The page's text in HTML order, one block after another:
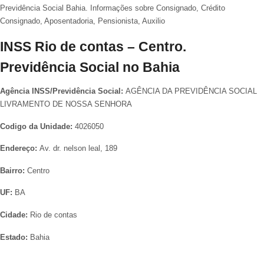
Previdência Social Bahia. Informações sobre Consignado, Crédito
Consignado, Aposentadoria, Pensionista, Auxilio
INSS Rio de contas – Centro.
Previdência Social no Bahia
Agência INSS/Previdência Social: AGÊNCIA DA PREVIDÊNCIA SOCIAL
LIVRAMENTO DE NOSSA SENHORA
Codigo da Unidade: 4026050
Endereço: Av. dr. nelson leal, 189
Bairro: Centro
UF: BA
Cidade: Rio de contas
Estado: Bahia